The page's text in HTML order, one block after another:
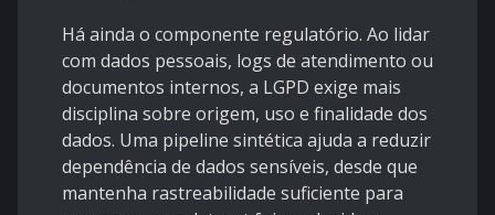
Há ainda o componente regulatório. Ao lidar
com dados pessoais, logs de atendimento ou
documentos internos, a LGPD exige mais
disciplina sobre origem, uso e finalidade dos
dados. Uma pipeline sintética ajuda a reduzir
dependência de dados sensíveis, desde que
mantenha rastreabilidade suficiente para